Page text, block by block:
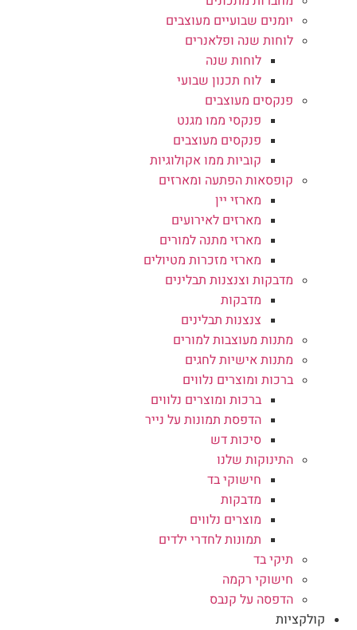
יומנים שבועיים מעוצבים
לוחות שנה ופלאנרים
לוחות שנה
לוח תכנון שבועי
פנקסים מעוצבים
פנקסי ממו מגנט
פנקסים מעוצבים
קוביות ממו אקולוגיות
קופסאות הפתעה ומארזים
מארזי יין
מארזים לאירועים
מארזי מתנה למורים
מארזי מזכרות מטיולים
מדבקות וצנצנות תבלינים
מדבקות
צנצנות תבלינים
מתנות מעוצבות למורים
מתנות אישיות לחגים
ברכות ומוצרים נלווים
ברכות ומוצרים נלווים
הדפסת תמונות על נייר
סיכות דש
התינוקות שלנו
חישוקי בד
מדבקות
מוצרים נלווים
תמונות לחדרי ילדים
תיקי בד
חישוקי רקמה
הדפסה על קנבס
קולקציות